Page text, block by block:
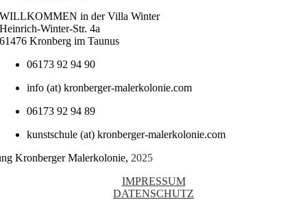
WILLKOMMEN in der Villa Winter
Heinrich-Winter-Str. 4a
61476 Kronberg im Taunus
06173 92 94 90
info (at) kronberger-malerkolonie.com
06173 92 94 89
kunstschule (at) kronberger-malerkolonie.com
Kronberger Malerkolonie, 2025
IMPRESSUM
DATENSCHUTZ